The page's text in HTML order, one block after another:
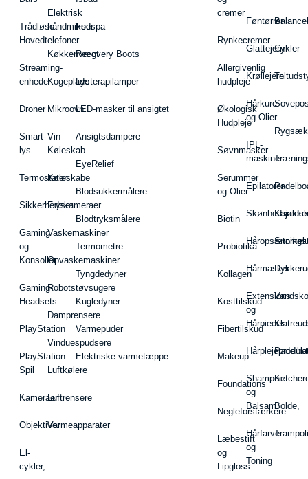
Trådløse
Hovedtelefoner
Streaming-
enheder
Droner
Smart-
lys
Termostater
Sikkerhedskameraer
Gaming
og
Konsoller
Gaming-
Headsets
PlayStation
PlayStation
Spil
Kameraer
Objektiver
El-
cykler,
Elektrisk
håndmikser
Køkkenvægt
Kogeplade
Mikroovn
Vin
Køleskab
Køleskabe
Fryser
Vaskemaskiner
Opvaskemaskiner
Robotstøvsugere
Damprensere
Vinduespudsere
Luftkølere
Luftrensere
Varmeapparater
Fodspa
Recovery Boots
Lysterapilamper
LED-masker til ansigtet
Ansigtsdampere
EyeRelief
Blodsukkermålere
Blodtryksmålere
Termometre
Tyngdedyner
Kugledyner
Varmepuder
Elektriske varmetæppe
cremer
Rynkecremer
Allergivenlig
hudpleje
Økologisk
Hudpleje
Søvnmasker
Serummer
og Olier
Biotin
Probiotika
Kollagen
Kosttilskud
Fibertilskud
Makeup
Foundations
Negleforstærkere
Læbestift
og
Lipgloss
Føntørrer
Glattejern
Krøllejern
Hårkure
og Olier
IPL-
maskiner
Epilatorer
Hårmasker
Extensions
og
Hårpieces
Shampoo
og
Balsam
Hårfarve
og
Toning
Cykler
Vandsko
Bolde,